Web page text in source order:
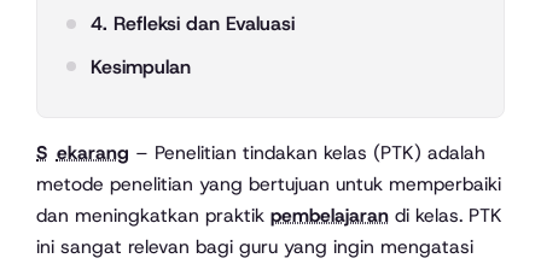
4. Refleksi dan Evaluasi
Kesimpulan
Sekarang – Penelitian tindakan kelas (PTK) adalah
metode penelitian yang bertujuan untuk memperbaiki
dan meningkatkan praktik pembelajaran di kelas. PTK
ini sangat relevan bagi guru yang ingin mengatasi